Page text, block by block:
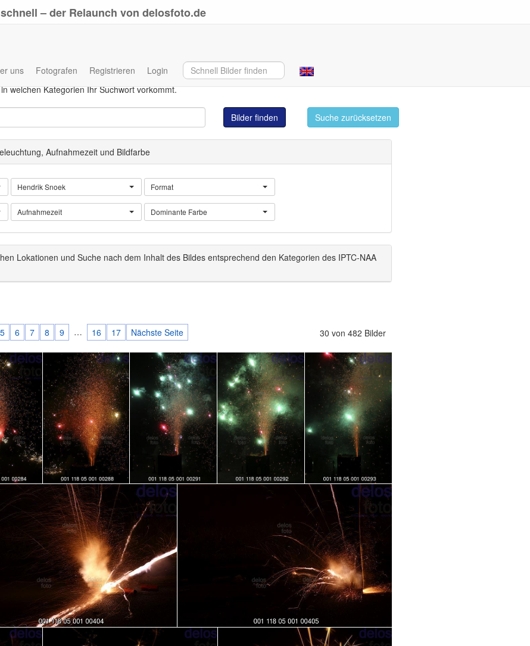
– der Relaunch von delosfoto.de
uns Fotografen Registrieren Login
Ihres Suchwortes in allen Datenbankfeldern. Auch wenn direkt keine Bilder angezeigt werden
welchen Kategorien Ihr Suchwort vorkommt.
Bilder finden Suche zurücksetzen
Aufnahmezeit und Bildfarbe
Hendrik Snoek Format
Aufnahmezeit Dominante Farbe
Lokationen und Suche nach dem Inhalt des Bildes entsprechend den Kategorien des IPTC-NAA
30 von 482 Bilder
5 6 7 8 9 … 16 17 Nächste Seite